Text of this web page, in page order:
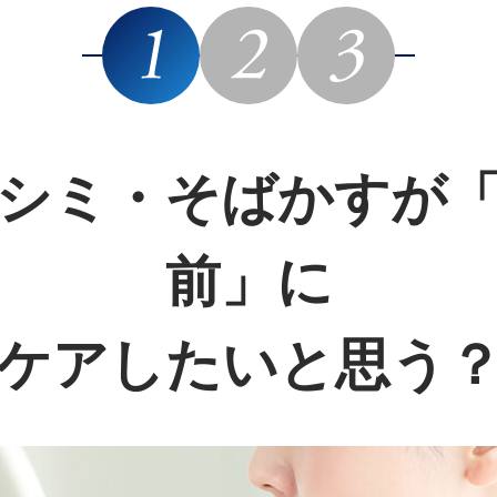
ミ・そばかすが
前」に
アしたいと思う